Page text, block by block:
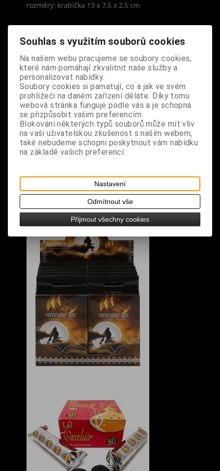
rozměry: krabička 13 x 7,5 x 2,5 cm
S výrobkem se také prodává
Souhlas s využitím souborů cookies
Na našem webu pracujeme se soubory cookies,
které nám pomáhají zkvalitnit naše služby a
personalizovat nabídky.
Soubory cookies si pamatují, co a jak ve svém
prohlížeči na daném zařízení děláte. Díky tomu
webová stránka funguje podle vás a je schopná
se přizpůsobit vašim preferencím.
Blokování některých typů souborů může mít vliv
na vaši uživatelskou zkušenost s naším webem,
také nebudeme schopni poskytnout vám nabídku
na základě vašich preferencí.
Nastavení
Odmítnout vše
Přijmout všechny cookies